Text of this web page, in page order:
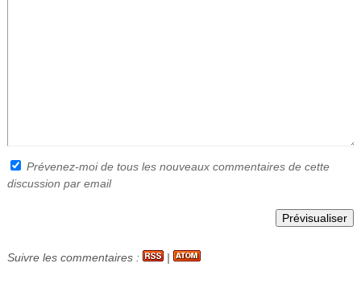
Prévenez-moi de tous les nouveaux commentaires de cette
discussion par email
Suivre les commentaires : |